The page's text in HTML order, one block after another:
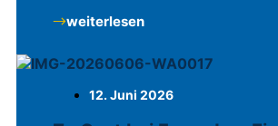
weiterlesen
12. Juni 2026